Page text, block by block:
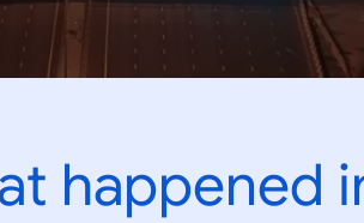
happened